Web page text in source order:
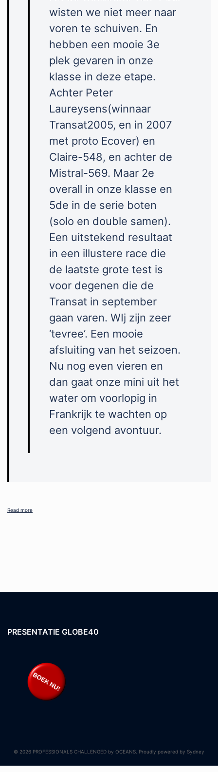
wisten we niet meer naar
voren te schuiven. En
hebben een mooie 3e
plek gevaren in onze
klasse in deze etape.
Achter Peter
Laureysens(winnaar
Transat2005, en in 2007
met proto Ecover) en
Claire-548, en achter de
Mistral-569. Maar 2e
overall in onze klasse en
5de in de serie boten
(solo en double samen).
Een uitstekend resultaat
in een illustere race die
de laatste grote test is
voor degenen die de
Transat in september
gaan varen. WIj zijn zeer
‘tevree’. Een mooie
afsluiting van het seizoen.
Nu nog even vieren en
dan gaat onze mini uit het
water om voorlopig in
Frankrijk te wachten op
een volgend avontuur.
Read more
PRESENTATIE GLOBE40
© 2026 PROFESSIONALS CHALLENGED by OCEANS. Proudly powered by Sydney